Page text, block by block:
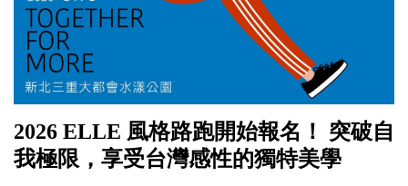
2026 ELLE 風格路跑開始報名！ 突破自
我極限，享受台灣感性的獨特美學